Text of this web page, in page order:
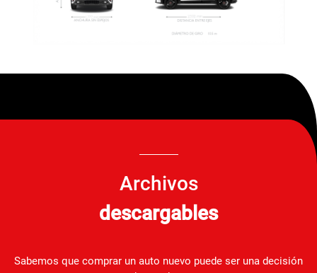
Archivos
descargables
Sabemos que comprar un auto nuevo puede ser una decisión